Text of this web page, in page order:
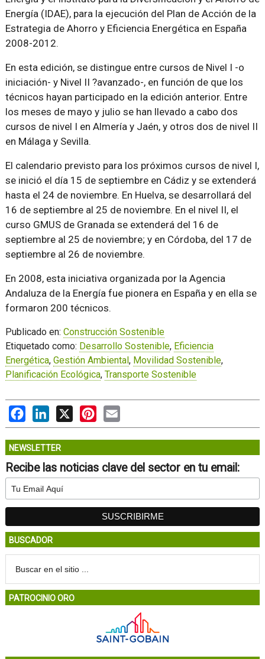
Energía (IDAE), para la ejecución del Plan de Acción de la
Estrategia de Ahorro y Eficiencia Energética en España
2008-2012.
En esta edición, se distingue entre cursos de Nivel I -o
iniciación- y Nivel II ?avanzado-, en función de que los
técnicos hayan participado en la edición anterior. Entre
los meses de mayo y julio se han llevado a cabo dos
cursos de nivel I en Almería y Jaén, y otros dos de nivel II
en Málaga y Sevilla.
El calendario previsto para los próximos cursos de nivel I,
se inició el día 15 de septiembre en Cádiz y se extenderá
hasta el 24 de noviembre. En Huelva, se desarrollará del
16 de septiembre al 25 de noviembre. En el nivel II, el
curso GMUS de Granada se extenderá del 16 de
septiembre al 25 de noviembre; y en Córdoba, del 17 de
septiembre al 26 de noviembre.
En 2008, esta iniciativa organizada por la Agencia
Andaluza de la Energía fue pionera en España y en ella se
formaron 200 técnicos.
Publicado en: Construcción Sostenible
Etiquetado como: Desarrollo Sostenible, Eficiencia
Energética, Gestión Ambiental, Movilidad Sostenible,
Planificación Ecológica, Transporte Sostenible
FacebookLinkedIn
X PinterestEmail
NEWSLETTER
Recibe las noticias clave del sector en tu email:
BUSCADOR
PATROCINIO ORO